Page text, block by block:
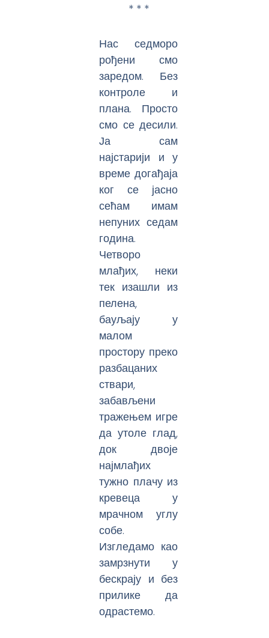
* * *
Нас седморо
рођени смо
заредом. Без
контроле и
плана. Просто
смо се десили.
Ја сам
најстарији и у
време догађаја
ког се јасно
сећам имам
непуних седам
година.
Четворо
млађих, неки
тек изашли из
пелена,
бауљају у
малом
простору преко
разбацаних
ствари,
забављени
тражењем игре
да утоле глад,
док двоје
најмлађих
тужно плачу из
кревеца у
мрачном углу
собе.
Изгледамо као
замрзнути у
бескрају и без
прилике да
одрастемо.